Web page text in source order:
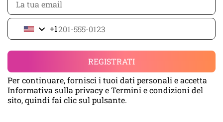
United
States
+1
+1
REGISTRATI
Per continuare, fornisci i tuoi dati personali e accetta
Informativa sulla privacyeTermini e condizioni del
sito, quindi fai clic sul pulsante.